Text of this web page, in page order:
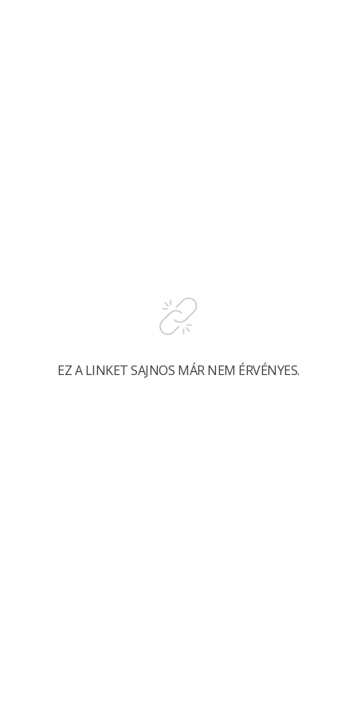
EZ A LINKET SAJNOS MÁR NEM ÉRVÉNYES.